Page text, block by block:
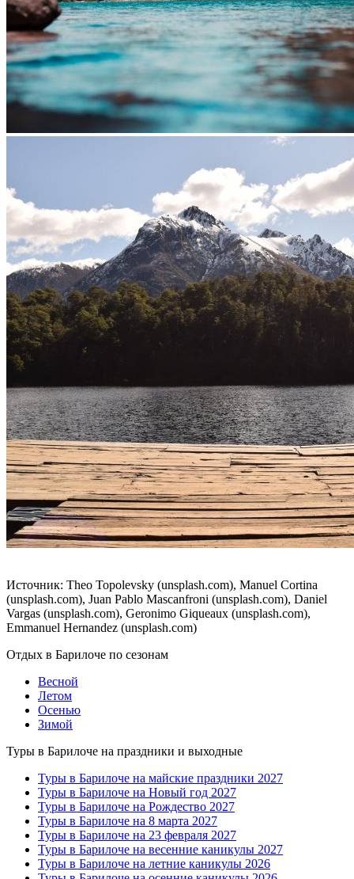
Источник: Theo Topolevsky (unsplash.com), Manuel Cortina
(unsplash.com), Juan Pablo Mascanfroni (unsplash.com), Daniel
Vargas (unsplash.com), Geronimo Giqueaux (unsplash.com),
Emmanuel Hernandez (unsplash.com)
Отдых в Барилоче по сезонам
Весной
Летом
Осенью
Зимой
Туры в Барилоче на праздники и выходные
Туры в Барилоче на майские праздники 2027
Туры в Барилоче на Новый год 2027
Туры в Барилоче на Рождество 2027
Туры в Барилоче на 8 марта 2027
Туры в Барилоче на 23 февраля 2027
Туры в Барилоче на весенние каникулы 2027
Туры в Барилоче на летние каникулы 2026